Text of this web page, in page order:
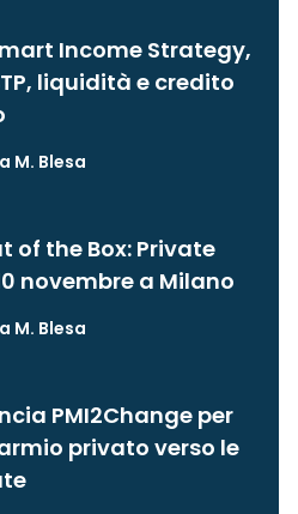
Income Strategy,
liquidità e credito
M. Blesa
of the Box: Private
novembre a Milano
M. Blesa
PMI2Change per
privato verso le